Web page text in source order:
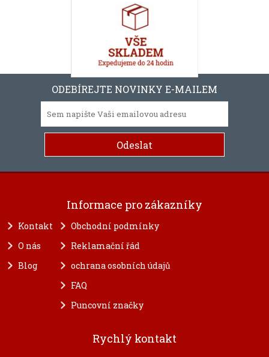
ODEBÍREJTE NOVINKY E-MAILEM
Informace pro zákazníky
Kontakt
O nás
Blog
Obchodní podmínky
Reklamační řád
ochrana osobních údajů
FAQ
Puncovní značky
Rychlý kontakt